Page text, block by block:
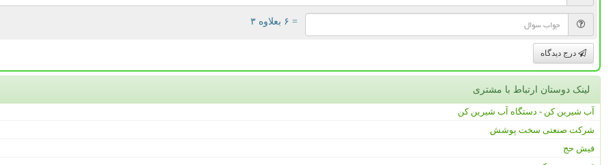
= ۶ بعلاوه ۳
درج دیدگاه
لینک دوستان ارتباط با مشتری
آب شیرین کن - دستگاه آب شیرین کن
شرکت صنعتی سخت پوشش
فیش حج